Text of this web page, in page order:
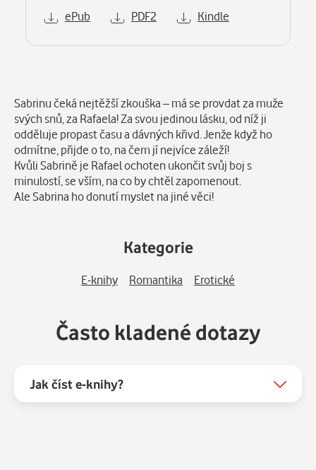
ePub PDF2 Kindle
Sabrinu čeká nejtěžší zkouška – má se provdat za muže
svých snů, za Rafaela! Za svou jedinou lásku, od níž ji
odděluje propast času a dávných křivd. Jenže když ho
odmítne, přijde o to, na čem jí nejvíce záleží!
Kvůli Sabrině je Rafael ochoten ukončit svůj boj s
minulostí, se vším, na co by chtěl zapomenout.
Ale Sabrina ho donutí myslet na jiné věci!
Kategorie
E-knihy Romantika Erotické
Často kladené dotazy
Jak číst e-knihy?